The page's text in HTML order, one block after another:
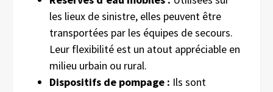
les lieux de sinistre, elles peuvent être
transportées par les équipes de secours.
Leur flexibilité est un atout appréciable en
milieu urbain ou rural.
Dispositifs de pompage : Ils sont